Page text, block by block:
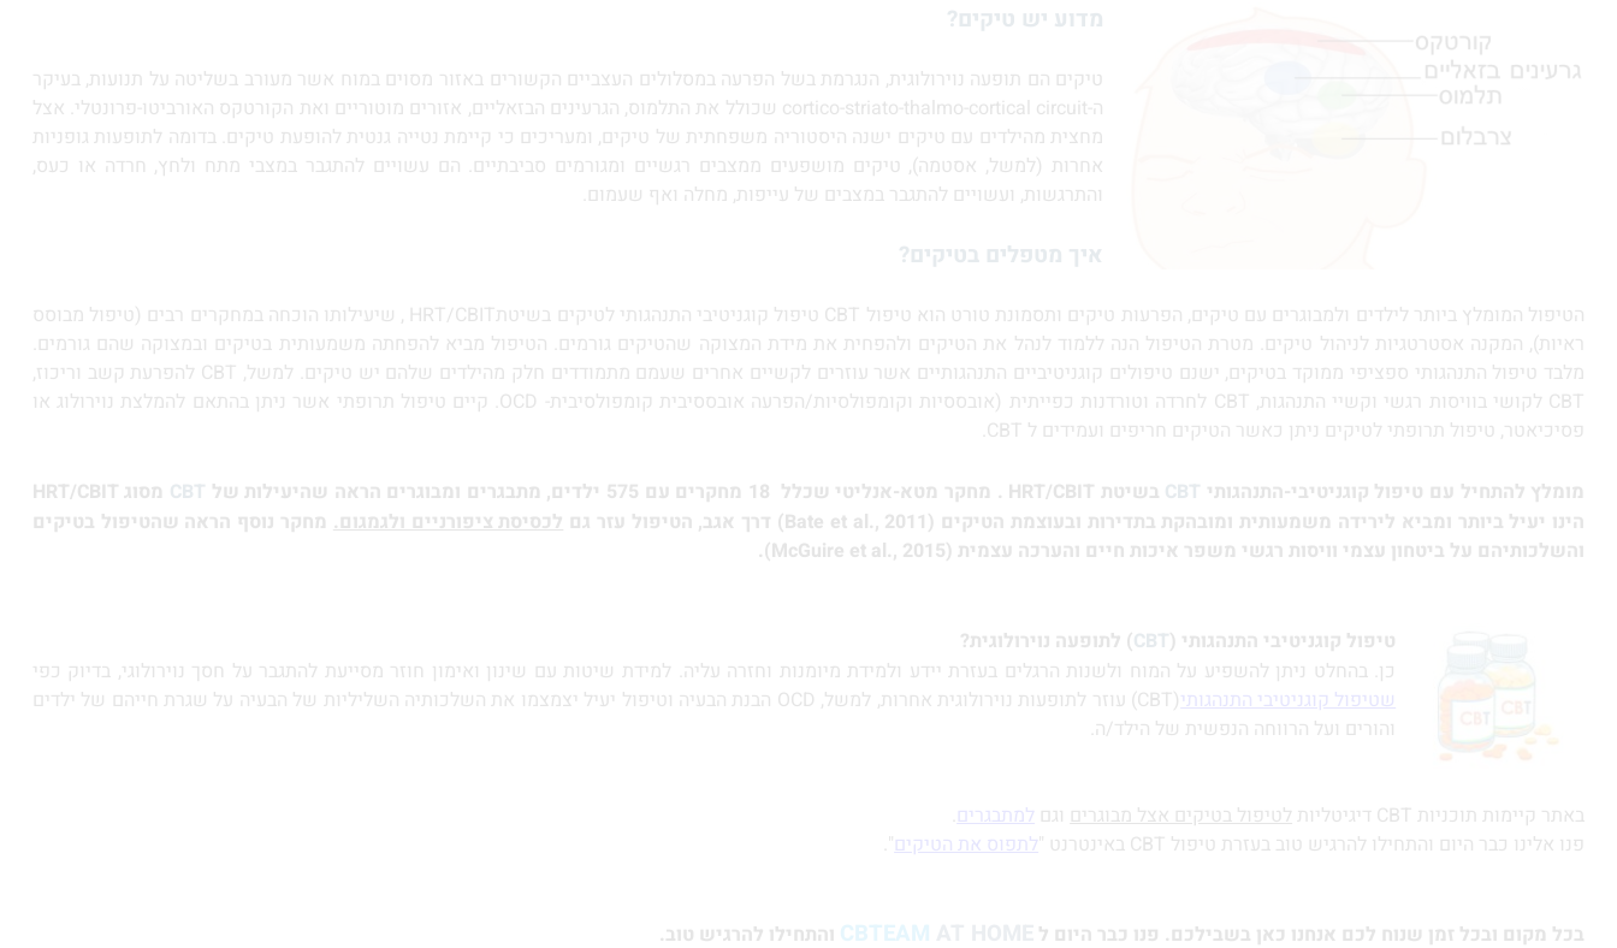
מדוע יש טיקים?
טיקים הם תופעה נוירולוגית, הנגרמת בשל הפרעה במסלולים העצביים הקשורים באזור מסוים במוח אשר מעורב בשליטה על תנועות, בעיקר
ה-cortico-striato-thalmo-cortical circuit שכולל את התלמוס, הגרעינים הבזאליים, אזורים מוטוריים ואת הקורטקס האורביטו-פרונטלי. אצל
מחצית מהילדים עם טיקים ישנה היסטוריה משפחתית של טיקים, ומעריכים כי קיימת נטייה גנטית להופעת טיקים. בדומה לתופעות גופניות
אחרות (למשל, אסטמה), טיקים מושפעים ממצבים רגשיים ומגורמים סביבתיים. הם עשויים להתגבר במצבי מתח ולחץ, חרדה או כעס,
והתרגשות, ועשויים להתגבר במצבים של עייפות, מחלה ואף שעמום.
איך מטפלים בטיקים?
הטיפול המומלץ ביותר לילדים ולמבוגרים עם טיקים, הפרעות טיקים ותסמונת טורט הוא טיפול CBT טיפול קוגניטיבי התנהגותי לטיקים בשיטתHRT/CBIT , שיעילותו הוכחה במחקרים רבים (טיפול מבוסס
ראיות), המקנה אסטרטגיות לניהול טיקים. מטרת הטיפול הנה ללמוד לנהל את הטיקים ולהפחית את מידת המצוקה שהטיקים גורמים. הטיפול מביא להפחתה משמעותית בטיקים ובמצוקה שהם גורמים.
מלבד טיפול התנהגותי ספציפי ממוקד בטיקים, ישנם טיפולים קוגניטיביים התנהגותיים אשר עוזרים לקשיים אחרים שעמם מתמודדים חלק מהילדים שלהם יש טיקים. למשל, CBT להפרעת קשב וריכוז,
CBT לקושי בוויסות רגשי וקשיי התנהגות, CBT לחרדה וטורדנות כפייתית (אובססיות וקומפולסיות/הפרעה אובססיבית קומפולסיבית- OCD. קיים טיפול תרופתי אשר ניתן בהתאם להמלצת נוירולוג או
פסיכיאטר, טיפול תרופתי לטיקים ניתן כאשר הטיקים חריפים ועמידים ל CBT.
מומלץ להתחיל עם טיפול קוגניטיבי-התנהגותי CBT בשיטת . מחקר מטא-אנליטי שכלל 18 מחקרים עם 575 ילדים, מתבגרים ומבוגרים הראה שהיעילות של CBT מסוג HRT/CBIT
הינו יעיל ביותר ומביא לירידה משמעותית ומובהקת בתדירות ובעוצמת הטיקים (Bate et al., 2011) דרך אגב, הטיפול עזר גם לכסיסת ציפורניים ולגמגום. מחקר נוסף הראה שהטיפול בטיקים
והשלכותיהם על ביטחון עצמי וויסות רגשי משפר איכות חיים והערכה עצמית (McGuire et al., 2015
).
טיפול קוגניטיבי התנהגותי (
CBT
) לתופעה נוירולוגית?
כן. בהחלט ניתן להשפיע על המוח ולשנות הרגלים בעזרת יידע ולמידת מיומנות וחזרה עליה. למידת שיטות עם שינון ואימון חוזר מסייעת להתגבר על חסך נוירולוגי, בדיוק כפי
שטיפול קוגניטיבי התנהגותי
(CBT) עוזר לתופעות נוירולוגית אחרות, למשל, OCD הבנת הבעיה וטיפול יעיל יצמצמו את השלכותיה השליליות של הבעיה על שגרת חייהם של ילדים
והורים ועל הרווחה הנפשית של הילד/ה.
באתר קיימות תוכניות CBT דיגיטליות לטיפול בטיקים אצל מבוגרים וגם למתבגרים
פנו אלינו כבר היום והתחילו להרגיש טוב בעזרת טיפול CBT באינטרנט "
לתפוס את הטיקים".
בכל מקום ובכל זמן שנוח לכם אנחנו כאן בשבילכם. פנו כבר היום ל CBTEAM והתחילו להרגיש טוב.